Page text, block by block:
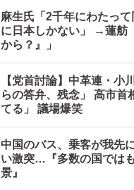
麻生氏「2千年にわたっ
に日本しかない」 →蓮舫
から？』」
【党首討論】中革連・小
らの答弁、残念」 高市首
てる」 議場爆笑
中国のバス、乗客が我先
い激突…『多数の国では
景』